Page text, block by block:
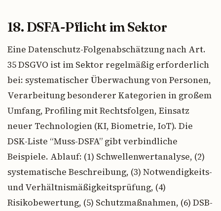
18. DSFA-Pflicht im Sektor
Eine Datenschutz-Folgenabschätzung nach Art.
35 DSGVO ist im Sektor regelmäßig erforderlich
bei: systematischer Überwachung von Personen,
Verarbeitung besonderer Kategorien in großem
Umfang, Profiling mit Rechtsfolgen, Einsatz
neuer Technologien (KI, Biometrie, IoT). Die
DSK-Liste “Muss-DSFA” gibt verbindliche
Beispiele. Ablauf: (1) Schwellenwertanalyse, (2)
systematische Beschreibung, (3) Notwendigkeits-
und Verhältnismäßigkeitsprüfung, (4)
Risikobewertung, (5) Schutzmaßnahmen, (6) DSB-